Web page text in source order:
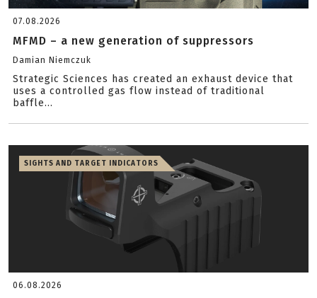
07.08.2026
MFMD – a new generation of suppressors
Damian Niemczuk
Strategic Sciences has created an exhaust device that
uses a controlled gas flow instead of traditional
baffle...
SIGHTS AND TARGET INDICATORS
06.08.2026